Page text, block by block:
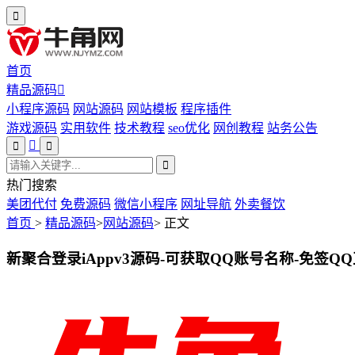
首页
精品源码
小程序源码 网站源码 网站模板 程序插件
游戏源码 实用软件 技术教程 seo优化 网创教程 站务公告
热门搜索
美团代付 免费源码 微信小程序 网址导航 外卖餐饮
首页 > 精品源码>网站源码> 正文
新聚合登录iAppv3源码-可获取QQ账号名称-免签